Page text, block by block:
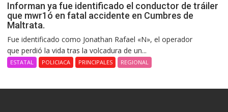
Informan ya fue identificado el conductor de tráiler
que mwr1ó en fatal accidente en Cumbres de
Maltrata.
Fue identificado como Jonathan Rafael «N», el operador
que perdió la vida tras la volcadura de un...
ESTATAL POLICIACA PRINCIPALES REGIONAL